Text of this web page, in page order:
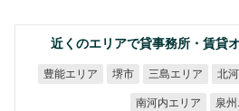
近くのエリアで貸事務所・賃貸
豊能エリア 堺市 三島エリア 北
南河内エリア 泉